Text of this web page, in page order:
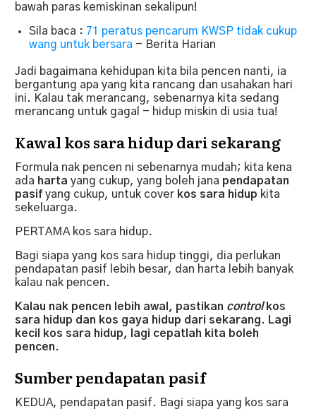
bawah paras kemiskinan sekalipun!
Sila baca : 71 peratus pencarum KWSP tidak cukup
wang untuk bersara - Berita Harian
Jadi bagaimana kehidupan kita bila pencen nanti, ia
bergantung apa yang kita rancang dan usahakan hari
ini. Kalau tak merancang, sebenarnya kita sedang
merancang untuk gagal - hidup miskin di usia tua!
Kawal kos sara hidup dari sekarang
Formula nak pencen ni sebenarnya mudah; kita kena
ada harta yang cukup, yang boleh jana pendapatan
pasif yang cukup, untuk cover kos sara hidup kita
sekeluarga.
PERTAMA kos sara hidup.
Bagi siapa yang kos sara hidup tinggi, dia perlukan
pendapatan pasif lebih besar, dan harta lebih banyak
kalau nak pencen.
Kalau nak pencen lebih awal, pastikan control kos
sara hidup dan kos gaya hidup dari sekarang. Lagi
kecil kos sara hidup, lagi cepatlah kita boleh
pencen.
Sumber pendapatan pasif
KEDUA, pendapatan pasif. Bagi siapa yang kos sara